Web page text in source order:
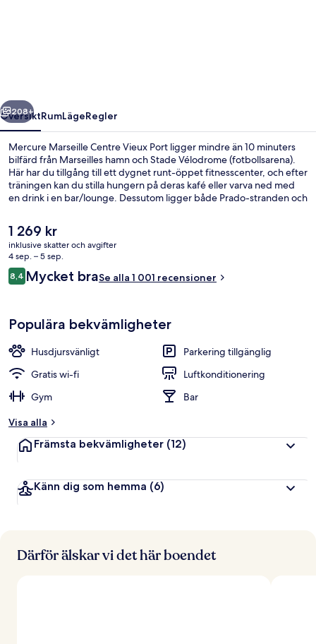
Nästa
208+
ÖversiktRumLägeRegler
Mercure Marseille Centre Vieux Port ligger mindre än 10 minuters
bilfärd från Marseilles hamn och Stade Vélodrome (fotbollsarena).
Här har du tillgång till ett dygnet runt-öppet fitnesscenter, och efter
träningen kan du stilla hungern på deras kafé eller varva ned med
en drink i en bar/lounge. Dessutom ligger både Prado-stranden och
mycket väl om den hjälpsamma personalen. Kollektivtrafik finns i
närheten. Till Colbert metrostation tar det 2 minuter att gå och till
Jules Guesde tunnelbanestation är det 5 minuter.
Det
nuvarande
priset
är
1 269 kr
1 269 kr
inklusive skatter och avgifter
4 sep. – 5 sep.
Recensioner
8,48,4 av 10,
Mycket braSe alla 1 001 recensioner
Populära bekvämligheter
Husdjursvänligt
Parkering tillgänglig
Gratis wi-fi
Luftkonditionering
Gym
Bar
Visa alla
Främsta bekvämligheter (12)
Känn dig som hemma (6)
Därför älskar vi det här boendet